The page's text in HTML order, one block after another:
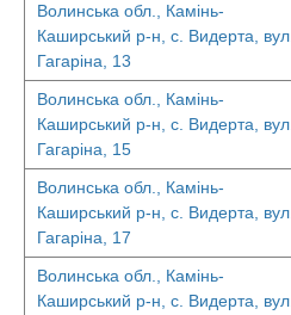
Волинська обл., Камінь-
Каширський р-н, с. Видерта, вул.
Гагаріна, 13
Волинська обл., Камінь-
Каширський р-н, с. Видерта, вул.
Гагаріна, 15
Волинська обл., Камінь-
Каширський р-н, с. Видерта, вул.
Гагаріна, 17
Волинська обл., Камінь-
Каширський р-н, с. Видерта, вул.